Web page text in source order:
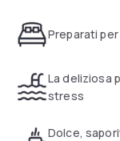
to the Gessate
downtown Milan.
Saturday and
Preparati
La deliziosa
stress
Dolce,